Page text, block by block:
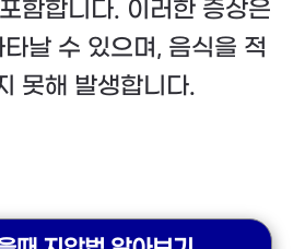
함합니다. 이러한 증상은
날 수 있으며, 음식을 적
못해 발생합니다.